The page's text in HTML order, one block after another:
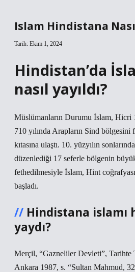
Islam Hindistana
Tarih: Ekim 1, 2024
Hindistan’da
nasıl yayıldı?
Müslümanların Durumu İslam, Hicri
710 yılında Arapların Sind
kıtasına ulaştı. 10. yüzyılın
düzenlediği 17 seferle bölgenin
fethedilmesiyle İslam, Hint
başladı.
Hindistana islamı
yaydı?
Merçil, “Gazneliler Devleti”,
Ankara 1987, s. “Sultan Mahmud,